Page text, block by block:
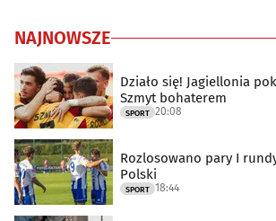
NAJNOWSZE
Działo się! Jagiellonia
Szmyt bohaterem
SPORT 20:08
Rozlosowano pary I
Polski
SPORT 18:44